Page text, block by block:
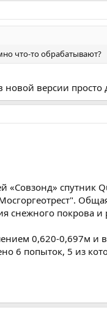
что-то обрабатывают?
версии просто
«Совзонд» спутник
снежного покрова
0,620-0,697м и
6 попыток, 5 из